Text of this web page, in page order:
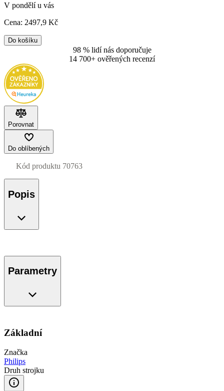
V pondělí u vás
Cena: 2497,9 Kč
Do košíku
98 % lidí nás doporučuje
14 700+ ověřených recenzí
Porovnat
Do oblíbených
Kód produktu 70763
Popis
Parametry
Základní
Značka
Philips
Druh strojku